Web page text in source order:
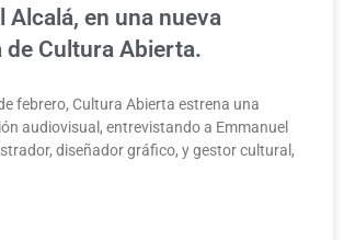
Alcalá, en una nueva
de Cultura Abierta.
febrero, Cultura Abierta estrena una
audiovisual, entrevistando a Emmanuel
diseñador gráfico, y gestor cultural,